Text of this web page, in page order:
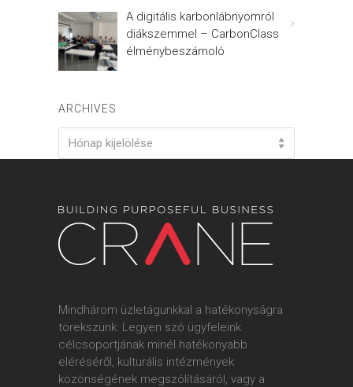
A digitális karbonlábnyomról
diákszemmel – CarbonClass
élménybeszámoló
ARCHIVES
Hónap kijelölése
Mindhárom üzletágunkkal a hatékonyságra
törekszünk: Legyen szó ügyfeleink
célcsoportjának minél hatékonyabb
eléréséről, kulturális intézmények
közönségének megszólításáról, vagy a